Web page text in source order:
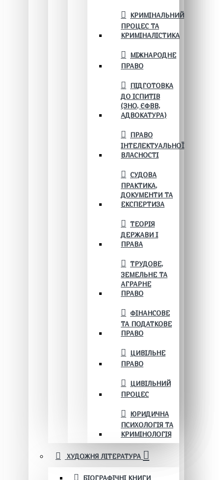
КРИМІНАЛЬНИЙ
ПРОЦЕС ТА
КРИМІНАЛІСТИКА
МІЖНАРОДНЕ
ПРАВО
ПІДГОТОВКА
ДО ІСПИТІВ
(ЗНО, ЄФВВ,
АДВОКАТУРА)
ПРАВО
ІНТЕЛЕКТУАЛЬНОЇ
ВЛАСНОСТІ
СУДОВА
ПРАКТИКА,
ДОКУМЕНТИ ТА
ЕКСПЕРТИЗА
ТЕОРІЯ
ДЕРЖАВИ І
ПРАВА
ТРУДОВЕ,
ЗЕМЕЛЬНЕ ТА
АГРАРНЕ
ПРАВО
ФІНАНСОВЕ
ТА ПОДАТКОВЕ
ПРАВО
ЦИВІЛЬНЕ
ПРАВО
ЦИВІЛЬНИЙ
ПРОЦЕС
ЮРИДИЧНА
ПСИХОЛОГІЯ ТА
КРИМІНОЛОГІЯ
ХУДОЖНЯ ЛІТЕРАТУРА
БІОГРАФІЧНІ КНИГИ